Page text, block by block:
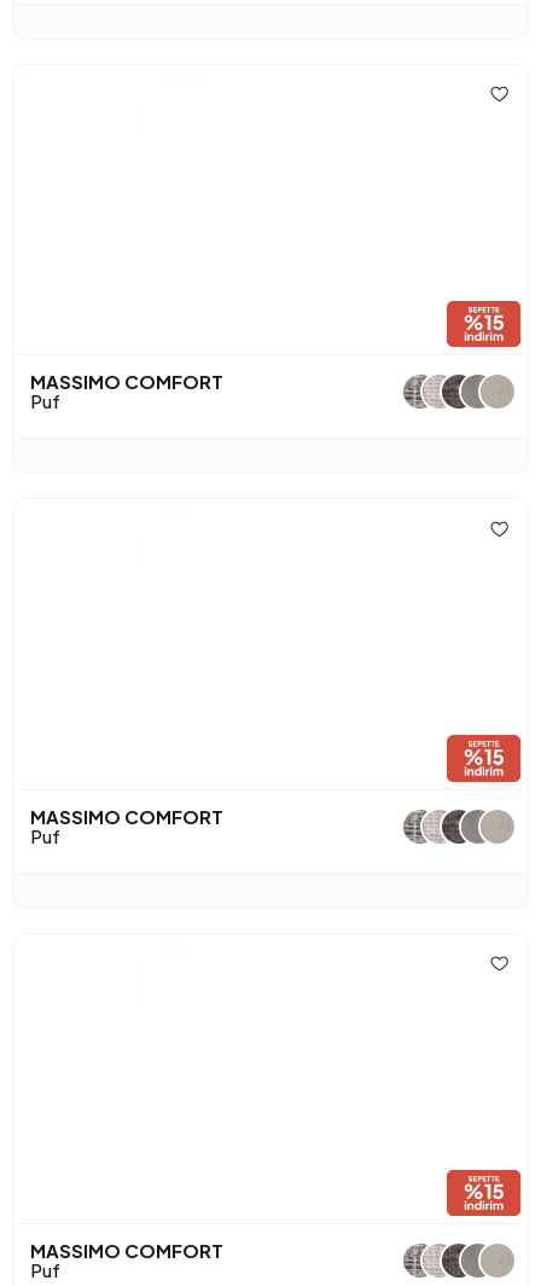
MASSIMO COMFORT
Puf
MASSIMO COMFORT
Puf
MASSIMO COMFORT
Puf